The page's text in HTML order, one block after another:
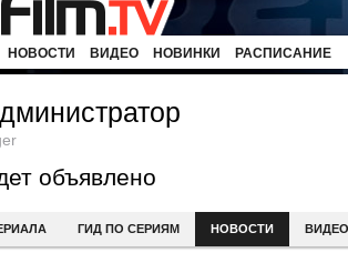
НОВОСТИ ВИДЕО НОВИНКИ РАСПИСАНИЕ
объявлено
ГИД ПО СЕРИЯМ НОВОСТИ ВИДЕО